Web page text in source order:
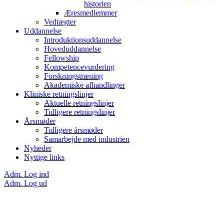
historien
Æresmedlemmer
Vedtægter
Uddannelse
Introduktionsuddannelse
Hoveduddannelse
Fellowship
Kompetencevurdering
Forskningstræning
Akademiske afhandlinger
Kliniske retningslinjer
Aktuelle retningslinjer
Tidligere retningslinjer
Årsmøder
Tidligere årsmøder
Samarbejde med industrien
Nyheder
Nyttige links
Adm. Log ind
Adm. Log ud